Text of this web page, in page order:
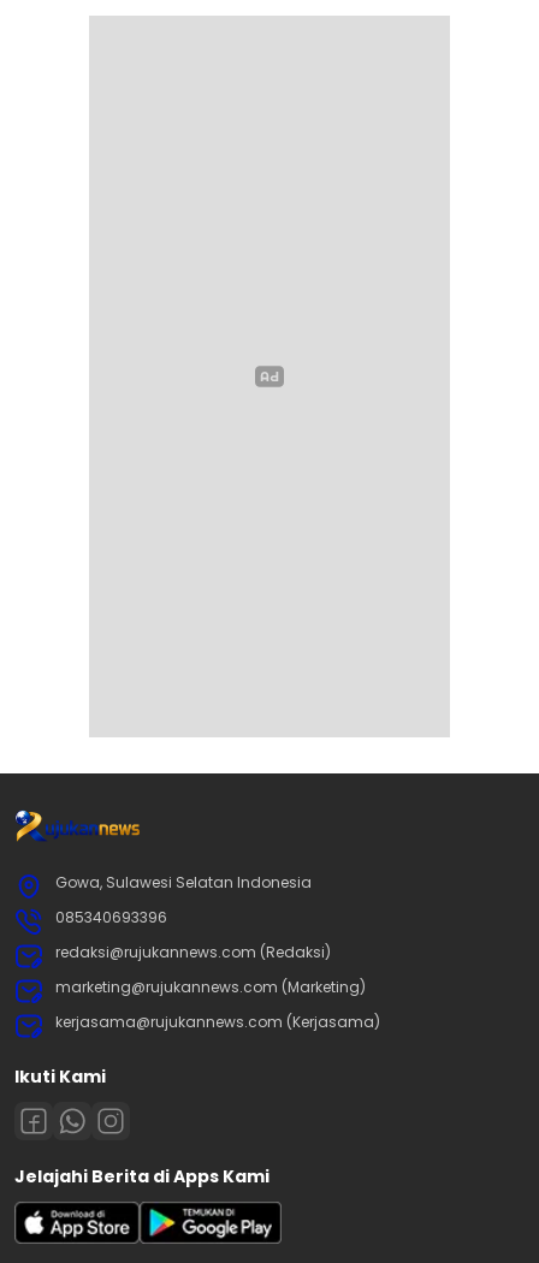
Gowa, Sulawesi Selatan Indonesia
085340693396
redaksi@rujukannews.com (Redaksi)
marketing@rujukannews.com (Marketing)
kerjasama@rujukannews.com (Kerjasama)
Ikuti Kami
Jelajahi Berita di Apps Kami